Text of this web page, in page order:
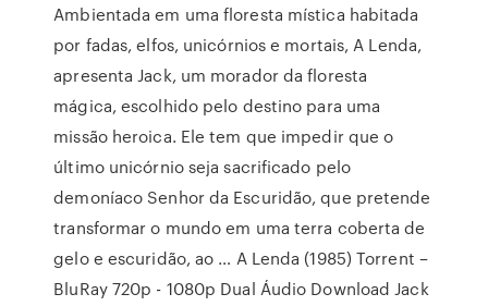
Ambientada em uma floresta mística habitada
por fadas, elfos, unicórnios e mortais, A Lenda,
apresenta Jack, um morador da floresta
mágica, escolhido pelo destino para uma
missão heroica. Ele tem que impedir que o
último unicórnio seja sacrificado pelo
demoníaco Senhor da Escuridão, que pretende
transformar o mundo em uma terra coberta de
gelo e escuridão, ao … A Lenda (1985) Torrent –
BluRay 720p - 1080p Dual Áudio Download Jack